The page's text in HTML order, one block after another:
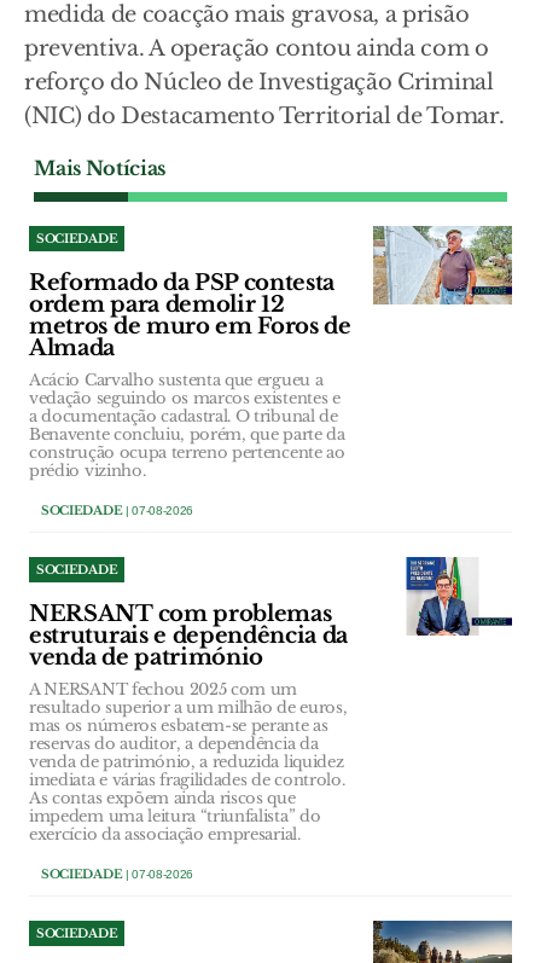
medida de coacção mais gravosa, a prisão
preventiva. A operação contou ainda com o
reforço do Núcleo de Investigação Criminal
(NIC) do Destacamento Territorial de Tomar.
Mais Notícias
SOCIEDADE
Reformado da PSP contesta
ordem para demolir 12
metros de muro em Foros de
Almada
Acácio Carvalho sustenta que ergueu a
vedação seguindo os marcos existentes e
a documentação cadastral. O tribunal de
Benavente concluiu, porém, que parte da
construção ocupa terreno pertencente ao
prédio vizinho.
SOCIEDADE| 07-08-2026
SOCIEDADE
NERSANT com problemas
estruturais e dependência da
venda de património
A NERSANT fechou 2025 com um
resultado superior a um milhão de euros,
mas os números esbatem-se perante as
reservas do auditor, a dependência da
venda de património, a reduzida liquidez
imediata e várias fragilidades de controlo.
As contas expõem ainda riscos que
impedem uma leitura “triunfalista” do
exercício da associação empresarial.
SOCIEDADE| 07-08-2026
SOCIEDADE